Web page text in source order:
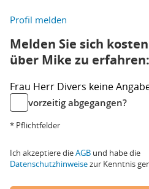
Profil melden
Melden Sie sich
über Mike zu erfahren:
Frau Herr Divers keine
vorzeitig abgegangen?
* Pflichtfelder
Ich akzeptiere dieAGB und habe die
Datenschutzhinweisezur Kenntnis